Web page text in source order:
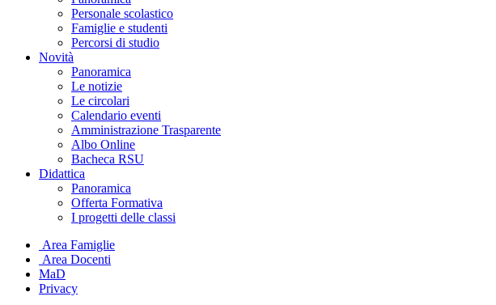
Personale scolastico
Famiglie e studenti
Percorsi di studio
Novità
Panoramica
Le notizie
Le circolari
Calendario eventi
Amministrazione Trasparente
Albo Online
Bacheca RSU
Didattica
Panoramica
Offerta Formativa
I progetti delle classi
Area Famiglie
Area Docenti
MaD
Privacy